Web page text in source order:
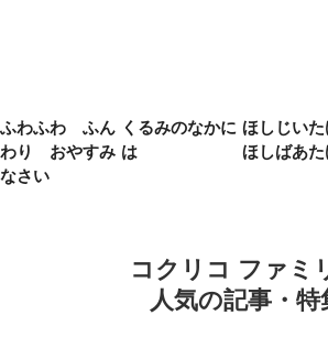
ふわふわ ふん
わり おやすみ
なさい
くるみのなかに
は
ほしじい
ほしばあ
コクリコ ファミ
人気の記事・特